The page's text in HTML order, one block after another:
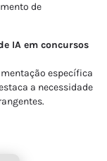
de
IA em concursos
específica
a necessidade